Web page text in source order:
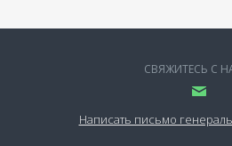
СВЯЖИТЕСЬ С
Написать письмо